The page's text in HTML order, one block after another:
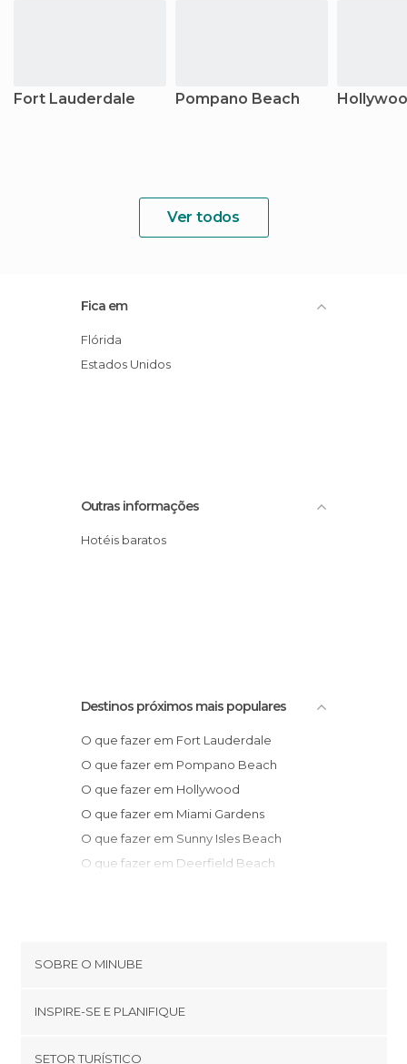
Fort Lauderdale Pompano Beach
Ver todos
Fica em
Flórida
Estados Unidos
Outras informações
Hotéis baratos
Destinos próximos mais populares
O que fazer em Fort Lauderdale
O que fazer em Pompano Beach
O que fazer em Hollywood
O que fazer em Miami Gardens
O que fazer em Sunny Isles Beach
O que fazer em Deerfield Beach
O que fazer em Key West
O que fazer em Kissimmee
O que fazer em Lake Buena Vista
SOBRE O MINUBE
INSPIRE-SE E PLANIFIQUE
footer@item_discovertips_anchor
SETOR TURÍSTICO